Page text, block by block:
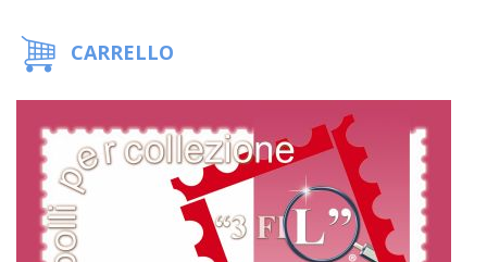
CARRELLO